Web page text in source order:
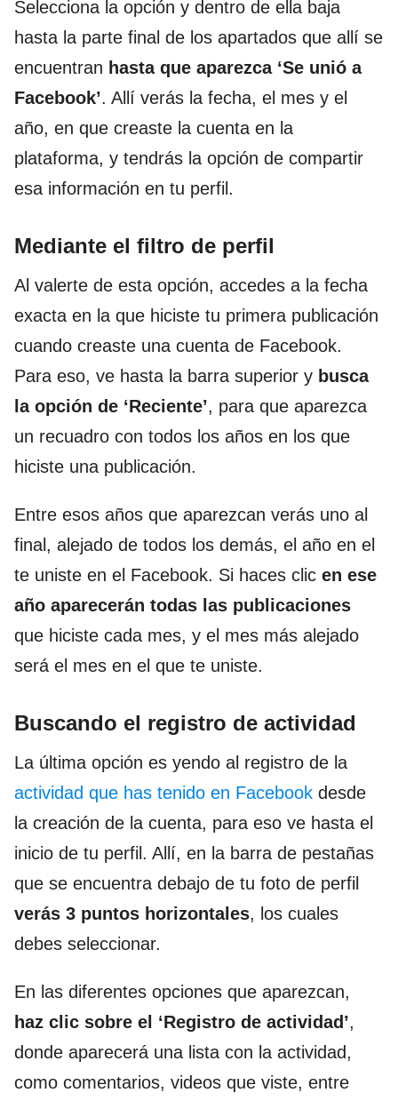
Selecciona la opción y dentro de ella baja
hasta la parte final de los apartados que allí se
encuentran hasta que aparezca ‘Se unió a
Facebook’. Allí verás la fecha, el mes y el
año, en que creaste la cuenta en la
plataforma, y tendrás la opción de compartir
esa información en tu perfil.
Mediante el filtro de perfil
Al valerte de esta opción, accedes a la fecha
exacta en la que hiciste tu primera publicación
cuando creaste una cuenta de Facebook.
Para eso, ve hasta la barra superior y busca
la opción de ‘Reciente’, para que aparezca
un recuadro con todos los años en los que
hiciste una publicación.
Entre esos años que aparezcan verás uno al
final, alejado de todos los demás, el año en el
te uniste en el Facebook. Si haces clic en ese
año aparecerán todas las publicaciones
que hiciste cada mes, y el mes más alejado
será el mes en el que te uniste.
Buscando el registro de actividad
La última opción es yendo al registro de la
actividad que has tenido en Facebook desde
la creación de la cuenta, para eso ve hasta el
inicio de tu perfil. Allí, en la barra de pestañas
que se encuentra debajo de tu foto de perfil
verás 3 puntos horizontales, los cuales
debes seleccionar.
En las diferentes opciones que aparezcan,
haz clic sobre el ‘Registro de actividad’,
donde aparecerá una lista con la actividad,
como comentarios, videos que viste, entre